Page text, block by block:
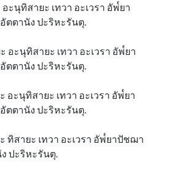
ะนุทิสายะ เทวา อะเวรา อัพ๎ยา
ตตานัง ปะริหะรันตุ.
อะนุทิสายะ เทวา อะเวรา อัพ๎ยา
ตตานัง ปะริหะรันตุ.
ะนุทิสายะ เทวา อะเวรา อัพ๎ยา
ตตานัง ปะริหะรันตุ.
ทิสายะ เทวา อะเวรา อัพ๎ยาปัชฌา
ปะริหะรันตุ.